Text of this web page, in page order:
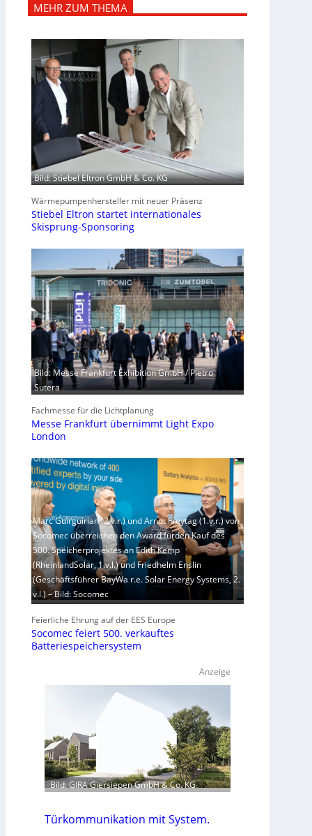
MEHR ZUM THEMA
Bild: Stiebel Eltron GmbH & Co. KG
Wärmepumpenhersteller mit neuer Präsenz
Stiebel Eltron startet internationales
Skisprung-Sponsoring
Bild: Messe Frankfurt Exhibition GmbH / Pietro
Sutera
Fachmesse für die Lichtplanung
Messe Frankfurt übernimmt Light Expo
London
Marc Guirguirian (2.v.r.) und Arndt Freytag (1.v.r.) von
Socomec überreichen den Award fürden Kauf des
500. Speicherprojektes an Edith Kemp
(RheinlandSolar, 1.v.l.) und Friedhelm Enslin
(Geschäftsführer BayWa r.e. Solar Energy Systems, 2.
v.l.) – Bild: Socomec
Feierliche Ehrung auf der EES Europe
Socomec feiert 500. verkauftes
Batteriespeichersystem
Anzeige
Bild: GIRA Giersiepen GmbH & Co. KG
Türkommunikation mit System.